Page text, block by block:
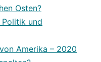
Osten?
Politik und
Amerika – 2020